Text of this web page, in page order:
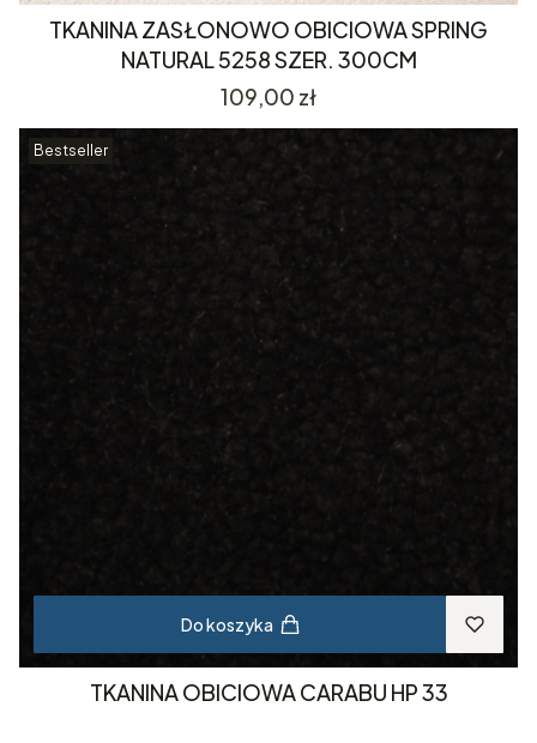
TKANINA ZASŁONOWO OBICIOWA SPRING
NATURAL 5258 SZER. 300CM
Cena
109,00 zł
Bestseller
Do koszyka
TKANINA OBICIOWA CARABU HP 33